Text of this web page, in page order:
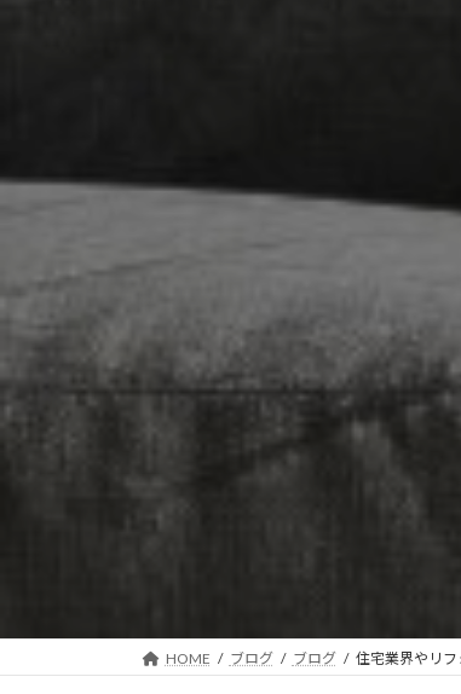
HOME ブログ ブログ 住宅業界やリ